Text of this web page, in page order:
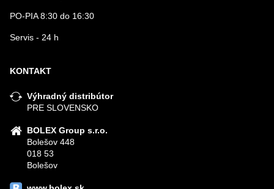
PO-PIA 8:30 do 16:30
Servis - 24 h
KONTAKT
Výhradný distribútor
PRE SLOVENSKO
BOLEX Group s.r.o.
Bolešov 448
018 53
Bolešov